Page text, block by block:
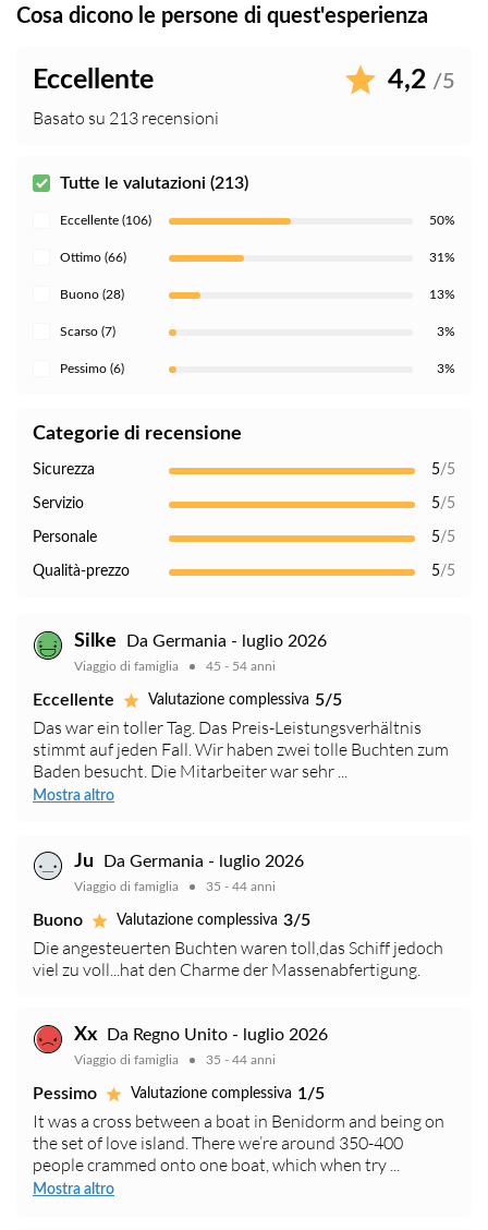
Cosa dicono le persone di quest'esperienza
Eccellente 4,2 /5
Basato su 213 recensioni
Tutte le valutazioni (213)
Eccellente (106) 50%
Ottimo (66) 31%
Buono (28) 13%
Scarso (7) 3%
Pessimo (6) 3%
Categorie di recensione
Sicurezza 5/5
Servizio 5/5
Personale 5/5
Qualità-prezzo 5/5
Silke Da Germania - luglio 2026
Viaggio di famiglia 45 - 54 anni
Eccellente Valutazione complessiva 5/5
Das war ein toller Tag. Das Preis-Leistungsverhältnis
stimmt auf jeden Fall. Wir haben zwei tolle Buchten zum
Baden besucht. Die Mitarbeiter war sehr ...
Mostra altro
Ju Da Germania - luglio 2026
Viaggio di famiglia 35 - 44 anni
Buono Valutazione complessiva 3/5
Die angesteuerten Buchten waren toll,das Schiff jedoch
viel zu voll...hat den Charme der Massenabfertigung.
Xx Da Regno Unito - luglio 2026
Viaggio di famiglia 35 - 44 anni
Pessimo Valutazione complessiva 1/5
It was a cross between a boat in Benidorm and being on
the set of love island. There we’re around 350-400
people crammed onto one boat, which when try ...
Mostra altro